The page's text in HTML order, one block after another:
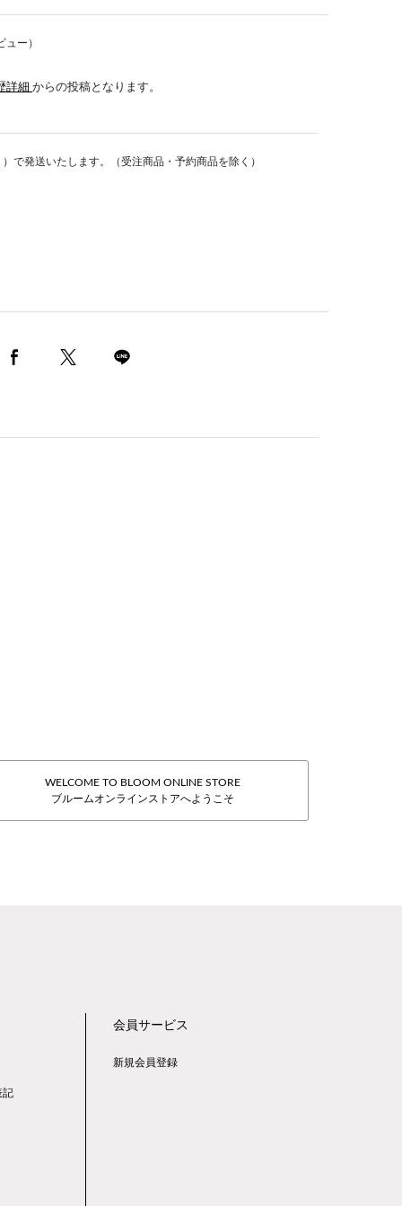
ュー）
詳細 からの投稿となります。
で発送いたします。（受注商品・予約商品を除く）
WELCOME TO BLOOM ONLINE STORE
ブルームオンラインストアへようこそ
記
会員サービス
新規会員登録